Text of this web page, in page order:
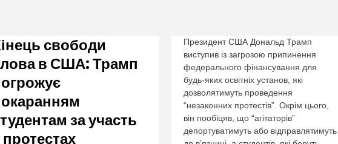
свободи
в США: Трамп
за участь
протестах
свободи
слова
Трамп
погрожує
покаранням
студентам
за
участь
Президент США Дональд Трамп
виступив із загрозою припинення
федерального фінансування для
будь-яких освітніх установ, які
дозволятимуть проведення
“незаконних протестів”. Окрім цього,
він пообіцяв, що “агітаторів”
депортуватимуть або відправлятимуть